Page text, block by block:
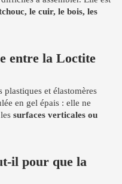
le cuir, le bois, les
entre la Loctite
plastiques et élastomères
en gel épais : elle ne
surfaces verticales ou
il pour que la